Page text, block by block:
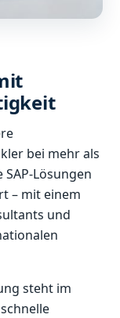
bei mehr als
Lösungen
– mit einem
und
steht im